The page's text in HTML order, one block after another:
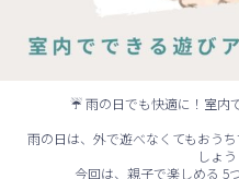
☔ 雨の日でも快適に！室内
雨の日は、外で遊べなくてもおう
しょう
今回は、親子で楽しめる 5